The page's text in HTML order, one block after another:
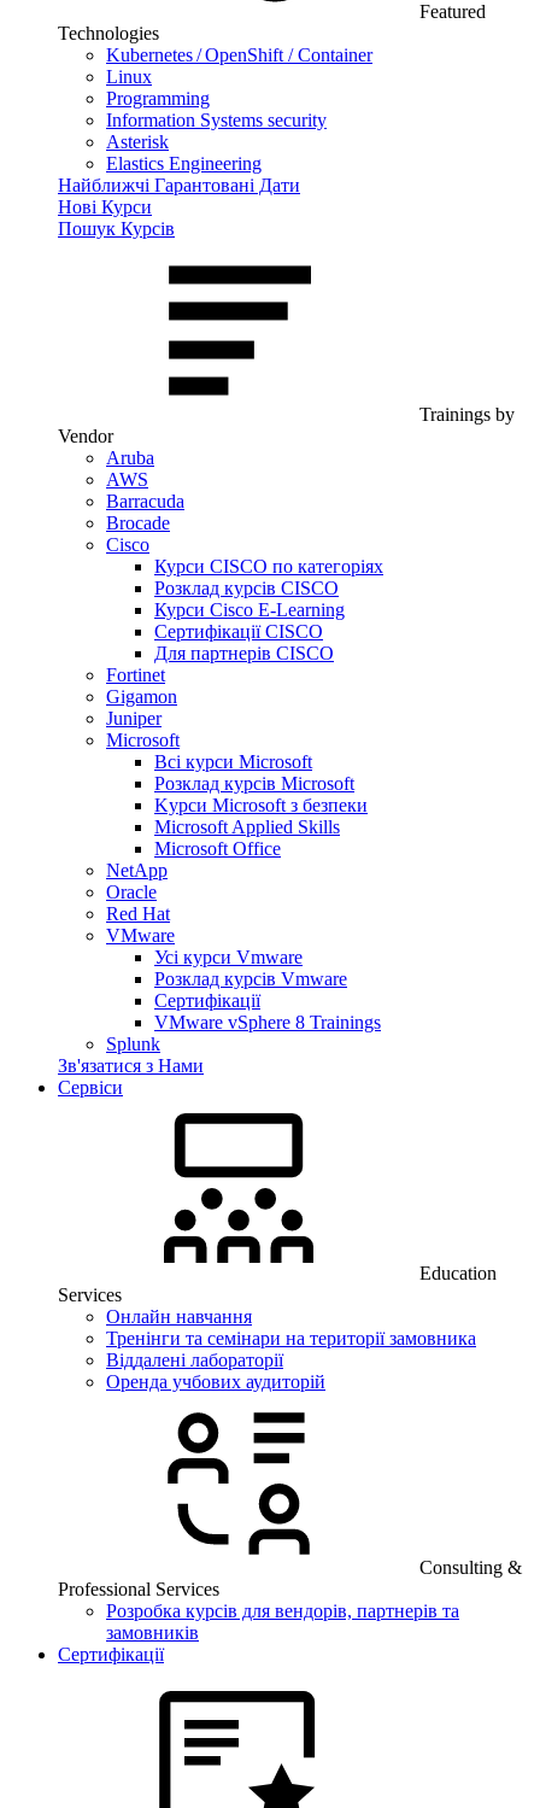
Featured
Technologies
Kubernetes / OpenShift / Container
Linux
Programming
Information Systems security
Asterisk
Elastics Engineering
Найближчі Гарантовані Дати
Нові Курси
Пошук Курсів
Trainings by
Vendor
Aruba
AWS
Barracuda
Brocade
Cisco
Курси CISCO по категоріях
Розклад курсів CISCO
Курси Cisco E-Learning
Сертифікації CISCO
Для партнерів CISCO
Fortinet
Gigamon
Juniper
Microsoft
Всі курси Microsoft
Розклад курсів Microsoft
Kyрси Microsoft з безпеки
Microsoft Applied Skills
Microsoft Office
NetApp
Oracle
Red Hat
VMware
Усі курси Vmware
Розклад курсів Vmware
Сертифікації
VMware vSphere 8 Trainings
Splunk
Зв'язатися з Нами
Сервіси
Education
Services
Онлайн навчання
Тренінги та семінари на території замовника
Віддалені лабораторії
Оренда учбових аудиторій
Consulting &
Professional Services
Розробка курсів для вендорів, партнерів та
замовників
Сертифікації